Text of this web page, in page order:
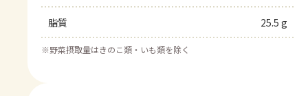
脂質 25.5 g
※野菜摂取量はきのこ類・いも類を除く